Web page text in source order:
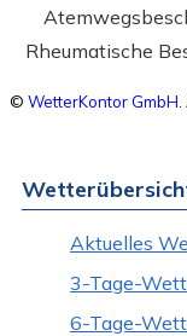
Rheumatische
© WetterKontor GmbH
Aktuelles
3-Tage-
6-Tage-